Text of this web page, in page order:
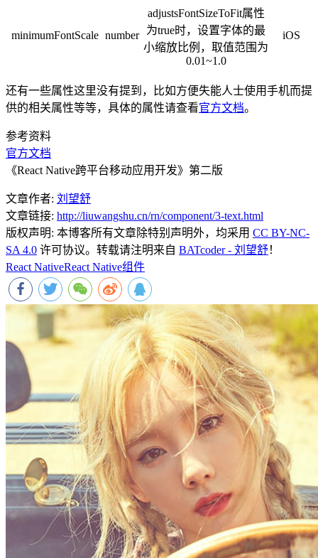
minimumFontScale number
adjustsFontSizeToFit属性
为true时，设置字体的最
小缩放比例，取值范围为
0.01~1.0
iOS
还有一些属性这里没有提到，比如方便失能人士使用手机而提
供的相关属性等等，具体的属性请查看官方文档。
参考资料
官方文档
《React Native跨平台移动应用开发》第二版
文章作者: 刘望舒
文章链接: http://liuwangshu.cn/rn/component/3-text.html
版权声明: 本博客所有文章除特别声明外，均采用 CC BY-NC-
SA 4.0 许可协议。转载请注明来自 BATcoder - 刘望舒！
React NativeReact Native组件